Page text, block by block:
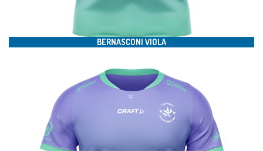
BERNASCONI VIOLA